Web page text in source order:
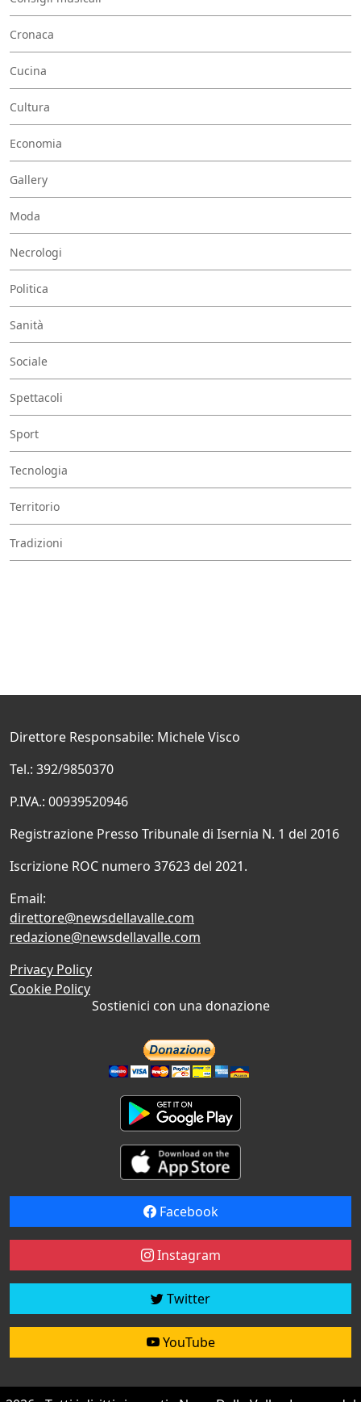
Cronaca
Cucina
Cultura
Economia
Gallery
Moda
Necrologi
Politica
Sanità
Sociale
Spettacoli
Sport
Tecnologia
Territorio
Tradizioni
Direttore Responsabile: Michele Visco
Tel.: 392/9850370
P.IVA.: 00939520946
Registrazione Presso Tribunale di Isernia N. 1 del 2016
Iscrizione ROC numero 37623 del 2021.
Email:
direttore@newsdellavalle.com
redazione@newsdellavalle.com
Privacy Policy
Cookie Policy
Sostienici con una donazione
Facebook
Instagram
Twitter
YouTube